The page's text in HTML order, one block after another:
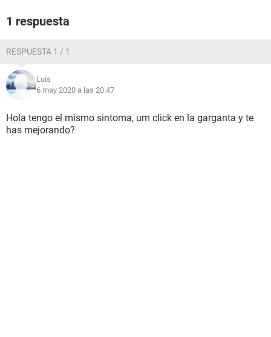
1 respuesta
RESPUESTA 1 / 1
Luis
6 may 2020 a las 20:47
Hola tengo el mismo sintoma, um click en la garganta y te
has mejorando?